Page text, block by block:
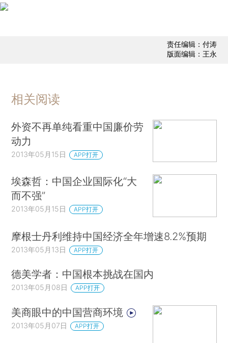
责任编辑：付涛
版面编辑：王永
相关阅读
外资不再单纯看重中国廉价劳
动力
2013年05月15日 APP打开
埃森哲：中国企业国际化“大
而不强”
2013年05月15日 APP打开
摩根士丹利维持中国经济全年增速8.2%预期
2013年05月13日 APP打开
德美学者：中国根本挑战在国内
2013年05月08日 APP打开
美商眼中的中国营商环境
2013年05月07日 APP打开